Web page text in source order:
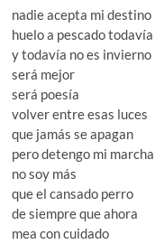
nadie acepta mi destino
huelo a pescado todavía
y todavía no es invierno
será mejor
será poesía
volver entre esas luces
que jamás se apagan
pero detengo mi marcha
no soy más
que el cansado perro
de siempre que ahora
mea con cuidado